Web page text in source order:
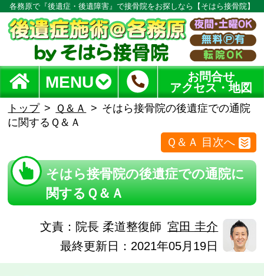
各務原で『後遺症・後遺障害』で接骨院をお探しなら【そはら接骨院】
MENU
お問合せ
アクセス・地図
トップ Ｑ＆Ａ
そはら接骨院の後遺症での通院
に関するＱ＆Ａ
Ｑ＆Ａ 目次へ
そはら接骨院の後遺症での通院に
関するＱ＆Ａ
文責： 院長 柔道整復師 宮田 圭介
最終更新日：2021年05月19日